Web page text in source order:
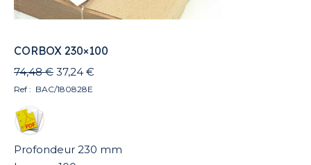
CORBOX 230×100
74,48€ Le
prix
37,24 €
Ref : BAC/180828E
Profondeur 230 mm